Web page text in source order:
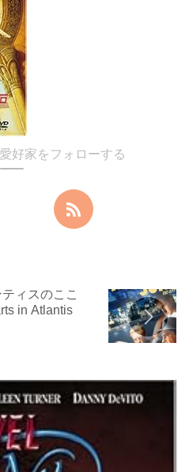
好家をフォローする
ィスのここ
in Atlantis